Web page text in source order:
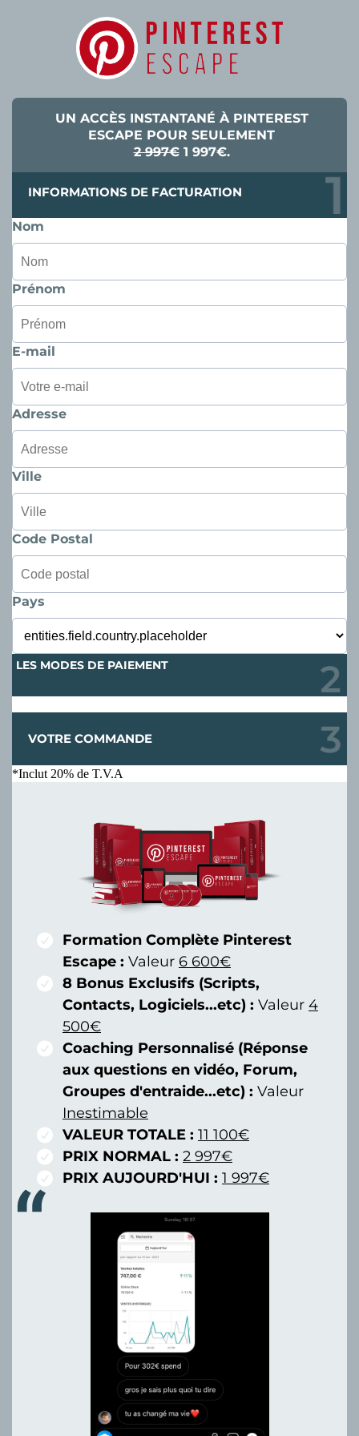
UN ACCÈS INSTANTANÉ À PINTEREST
ESCAPE POUR SEULEMENT
2 997€1 997€.
INFORMATIONS DE FACTURATION
Nom
Prénom
E-mail
Adresse
Ville
Code Postal
Pays
LES MODES DE PAIEMENT
VOTRE COMMANDE
*Inclut 20% de T.V.A
Formation Complète Pinterest
Escape : Valeur 6 600€
8 Bonus Exclusifs (Scripts,
Contacts, Logiciels...etc) : Valeur 4
500€
Coaching Personnalisé (Réponse
aux questions en vidéo, Forum,
Groupes d'entraide...etc) : Valeur
Inestimable
VALEUR TOTALE : 11 100€
PRIX NORMAL : 2 997€
PRIX AUJOURD'HUI : 1 997€